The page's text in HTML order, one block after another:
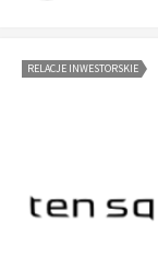
RELACJE INWESTORSKIE